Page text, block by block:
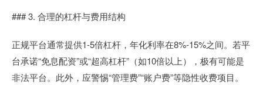
### 3. 合理的杠杆与费用结构
正规平台通常提供1-5倍杠杆，年化利率在8%-15%之间。若平
台承诺“免息配资”或“超高杠杆”（如10倍以上），极有可能是
非法平台。此外，应警惕“管理费”“账户费”等隐性收费项目。